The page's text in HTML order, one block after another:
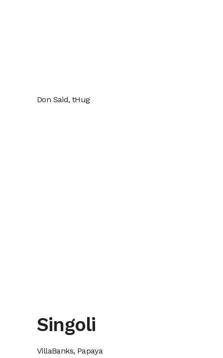
Don Said, tHug
Singoli
VillaBanks, Papaya